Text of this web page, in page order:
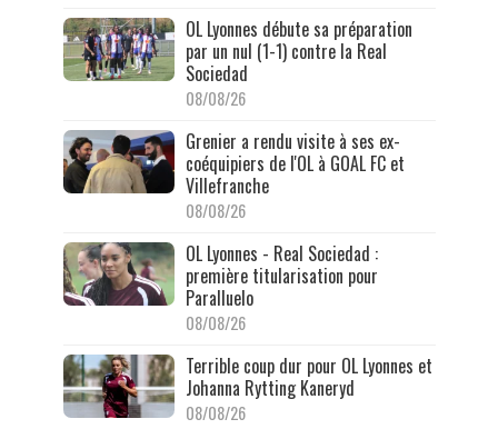
OL Lyonnes débute sa préparation
par un nul (1-1) contre la Real
Sociedad
08/08/26
Grenier a rendu visite à ses ex-
coéquipiers de l'OL à GOAL FC et
Villefranche
08/08/26
OL Lyonnes - Real Sociedad :
première titularisation pour
Paralluelo
08/08/26
Terrible coup dur pour OL Lyonnes et
Johanna Rytting Kaneryd
08/08/26